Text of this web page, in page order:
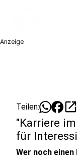
Anzeige
Teilen: open_in_new
"Karriere
für
Wer noch